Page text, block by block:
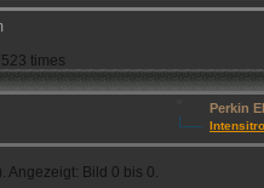
times
Perkin
Angezeigt: Bild 0 bis 0.